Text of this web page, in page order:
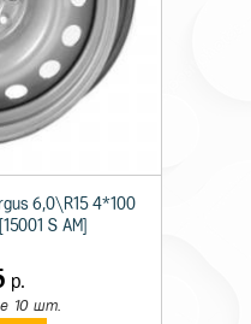
6,0\R15 4*100
S AM]
р.
10 шт.